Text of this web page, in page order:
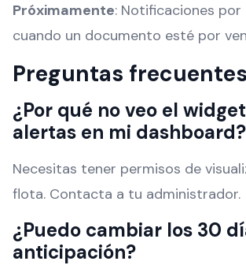
Próximamente: Notificaciones por
cuando un documento esté por
Preguntas frecuentes
¿Por qué no veo el
alertas en mi dashboard?
Necesitas tener permisos de
flota. Contacta a tu administrador.
¿Puedo cambiar los 30
anticipación?